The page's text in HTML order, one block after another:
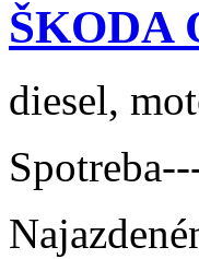
ŠKODA
diesel,
Spotreba
Najazdené